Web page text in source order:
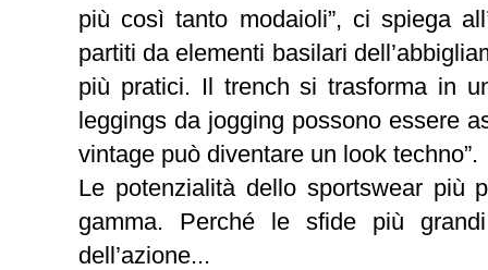
più così tanto modaioli”, ci spiega
partiti da elementi basilari
più pratici. Il trench si trasforma in
leggings da jogging possono essere
vintage può diventare un look techno”.
Le potenzialità dello sportswear più
gamma. Perché le sfide più
dell’azione...